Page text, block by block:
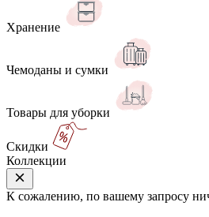
Хранение
Чемоданы и сумки
Товары для уборки
Скидки
Коллекции
К сожалению, по вашему запросу